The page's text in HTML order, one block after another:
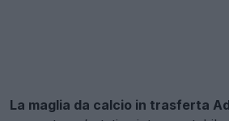
La maglia da calcio in trasferta